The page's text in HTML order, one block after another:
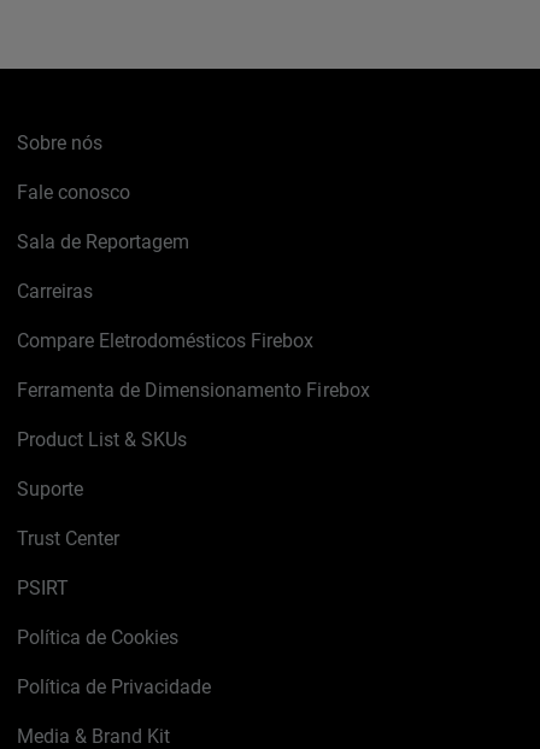
Sobre nós
Fale conosco
Sala de Reportagem
Carreiras
Compare Eletrodomésticos Firebox
Ferramenta de Dimensionamento Firebox
Product List & SKUs
Suporte
Trust Center
PSIRT
Política de Cookies
Política de Privacidade
Media & Brand Kit